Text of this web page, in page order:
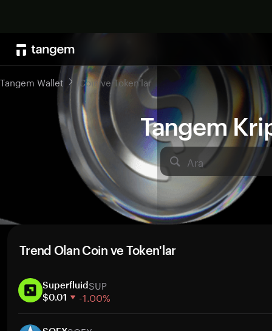
Tangem
Ara
Tangem Wallet Coin ve Token'lar
Trend Olan Coin ve Token'lar
SuperfluidSUP
$0.01 -1.00%